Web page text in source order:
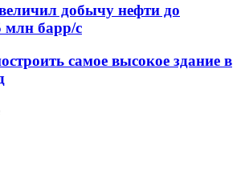
добычу нефти до
млн барр/с
самое высокое здание в